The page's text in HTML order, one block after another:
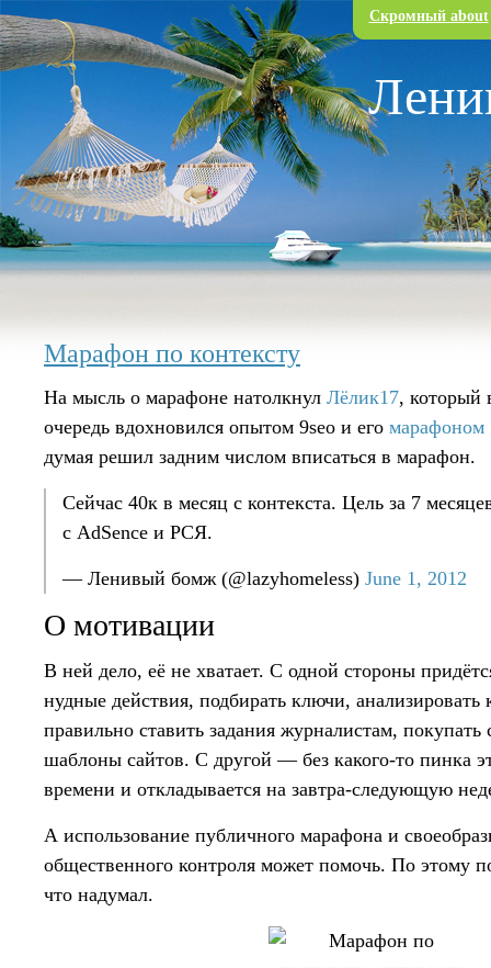
Перейти к основному содержанию Скромный about
Марафон по контексту
На мысль о марафоне натолкнул Лёлик17, который
очередь вдохновился опытом 9seo и его марафоном
думая решил задним числом вписаться в марафон.
Сейчас 40к в месяц с контекста. Цель за 7
с AdSence и РСЯ.
— Ленивый бомж (@lazyhomeless) June 1, 2012
О мотивации
В ней дело, её не хватает. С одной стороны
нудные действия, подбирать ключи, анализировать
правильно ставить задания журналистам,
шаблоны сайтов. С другой — без какого-то пинка
времени и откладывается на завтра-следующую
А использование публичного марафона и
общественного контроля может помочь. По этому
что надумал.